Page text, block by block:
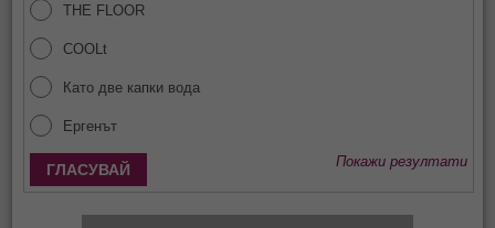
THE FLOOR
COOLt
Като две капки вода
Ергенът
Покажи резултати